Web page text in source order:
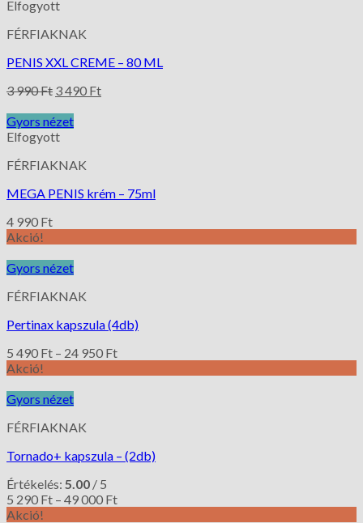
Elfogyott
FÉRFIAKNAK
PENIS XXL CREME – 80 ML
3 990Ft 3 490 Ft
Gyors nézet
Elfogyott
FÉRFIAKNAK
MEGA PENIS krém – 75ml
4 990 Ft
Akció!
Gyors nézet
FÉRFIAKNAK
Pertinax kapszula (4db)
5 490 Ft – 24 950 Ft
Akció!
Gyors nézet
FÉRFIAKNAK
Tornado+ kapszula – (2db)
Értékelés: 5.00 / 5
5 290 Ft – 49 000 Ft
Akció!